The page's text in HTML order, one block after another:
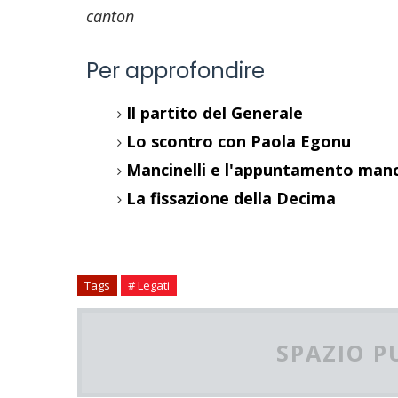
canton
Per approfondire
Il partito del Generale
Lo scontro con Paola Egonu
Mancinelli e l'appuntamento
La fissazione della Decima
Tags # Legati
SPAZIO